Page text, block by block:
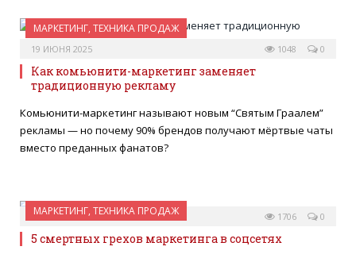
МАРКЕТИНГ, ТЕХНИКА ПРОДАЖ
19 ИЮНЯ 2025 0
1048
Как комьюнити-маркетинг заменяет
традиционную рекламу
Комьюнити-маркетинг называют новым “Святым Граалем”
рекламы — но почему 90% брендов получают мёртвые чаты
вместо преданных фанатов?
МАРКЕТИНГ, ТЕХНИКА ПРОДАЖ
27 МАЯ 2025 0
1706
5 смертных грехов маркетинга в соцсетях